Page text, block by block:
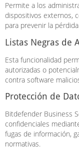
Permite a los
dispositivos externos,
para prevenir la
Listas Negras de
Esta funcionalidad
autorizadas o
contra software
Protección de
Bitdefender Business
confidenciales
fugas de información,
normativas.